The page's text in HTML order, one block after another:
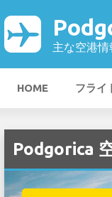
主な空港
HOME フライ
Podgorica